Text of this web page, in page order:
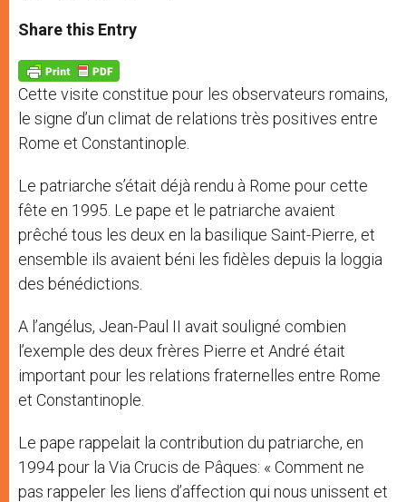
t
s
p
p
s
e
g
e
r
e
b
o
k
Share this Entry
Cette visite constitue pour les observateurs romains,
le signe d’un climat de relations très positives entre
Rome et Constantinople.
Le patriarche s’était déjà rendu à Rome pour cette
fête en 1995. Le pape et le patriarche avaient
prêché tous les deux en la basilique Saint-Pierre, et
ensemble ils avaient béni les fidèles depuis la loggia
des bénédictions.
A l’angélus, Jean-Paul II avait souligné combien
l’exemple des deux frères Pierre et André était
important pour les relations fraternelles entre Rome
et Constantinople.
Le pape rappelait la contribution du patriarche, en
1994 pour la Via Crucis de Pâques: « Comment ne
pas rappeler les liens d’affection qui nous unissent et